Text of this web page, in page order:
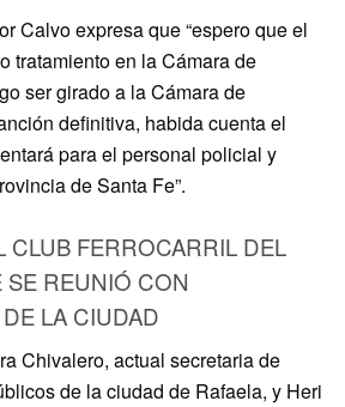
Calvo expresa que “espero que el
tratamiento en la Cámara de
ser girado a la Cámara de
definitiva, habida cuenta el
para el personal policial y
de Santa Fe”.
CLUB FERROCARRIL DEL
SE REUNIÓ CON
LA CIUDAD
Chivalero, actual secretaria de
de la ciudad de Rafaela, y Heri